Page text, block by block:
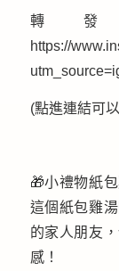
轉
https://
(點進連結可
🎁小禮物紙
這個紙包雞
的家人朋友
感！